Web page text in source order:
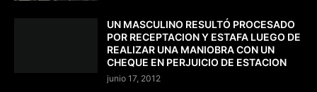
UN MASCULINO RESULTÓ PROCESADO
POR RECEPTACION Y ESTAFA LUEGO DE
REALIZAR UNA MANIOBRA CON UN
CHEQUE EN PERJUICIO DE ESTACION
junio 17, 2012